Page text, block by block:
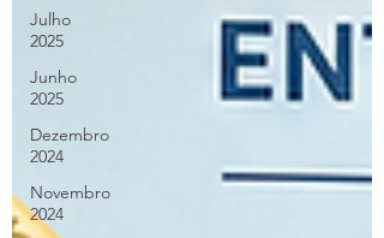
Julho
2025
Junho
2025
Dezembro
2024
Novembro
2024